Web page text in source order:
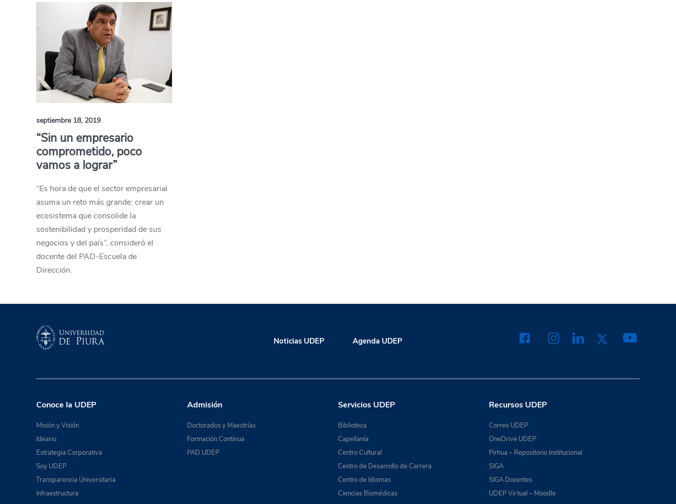
septiembre 18, 2019
“Sin un empresario
comprometido, poco
vamos a lograr”
“Es hora de que el sector empresarial
asuma un reto más grande: crear un
ecosistema que consolide la
sostenibilidad y prosperidad de sus
negocios y del país”, consideró el
docente del PAD-Escuela de
Dirección.
Noticias UDEP Agenda UDEP
Conoce la UDEP
Misión y Visión
Ideario
Estrategia Corporativa
Soy UDEP
Transparencia Universitaria
Infraestructura
Admisión
Doctorados y Maestrías
Formación Continua
PAD UDEP
Servicios UDEP
Biblioteca
Capellanía
Centro Cultural
Centro de Desarrollo de Carrera
Centro de Idiomas
Ciencias Biomédicas
Recursos UDEP
Correo UDEP
OneDrive UDEP
Pirhua – Repositorio Institucional
SIGA
SIGA Docentes
UDEP Virtual – Moodle